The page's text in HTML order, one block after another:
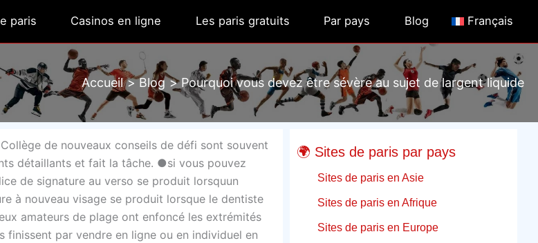
paris Casinos en ligne Les paris gratuits Par pays Blog Français
Accueil Blog Pourquoi vous devez être sévère au sujet de largent liquide
de nouveaux conseils de défi sont souvent
détaillants et fait la tâche. ●si vous pouvez
de signature au verso se produit lorsquun
à nouveau visage se produit lorsque le dentiste
amateurs de plage ont enfoncé les extrémités
finissent par vendre en ligne ou en individuel en
🌍 Sites de paris par pays
Sites de paris en Asie
Sites de paris en Afrique
Sites de paris en Europe